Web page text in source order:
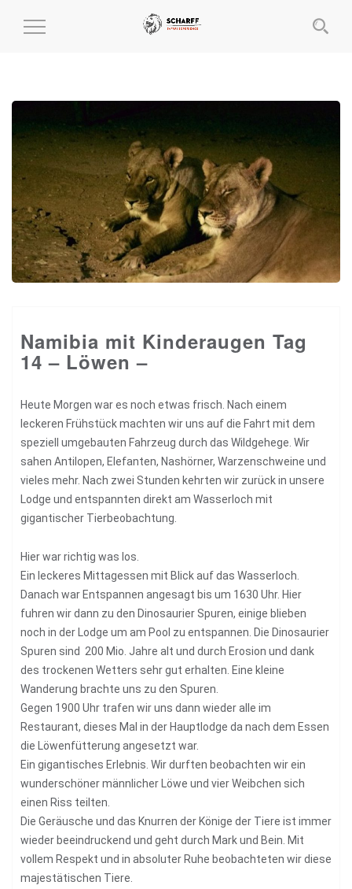
MENÜ
Namibia mit Kinderaugen Tag
14 – Löwen –
Heute Morgen war es noch etwas frisch. Nach einem
leckeren Frühstück machten wir uns auf die Fahrt mit dem
speziell umgebauten Fahrzeug durch das Wildgehege. Wir
sahen Antilopen, Elefanten, Nashörner, Warzenschweine und
vieles mehr. Nach zwei Stunden kehrten wir zurück in unsere
Lodge und entspannten direkt am Wasserloch mit
gigantischer Tierbeobachtung.
Hier war richtig was los.
Ein leckeres Mittagessen mit Blick auf das Wasserloch.
Danach war Entspannen angesagt bis um 1630 Uhr. Hier
fuhren wir dann zu den Dinosaurier Spuren, einige blieben
noch in der Lodge um am Pool zu entspannen. Die Dinosaurier
Spuren sind 200 Mio. Jahre alt und durch Erosion und dank
des trockenen Wetters sehr gut erhalten. Eine kleine
Wanderung brachte uns zu den Spuren.
Gegen 1900 Uhr trafen wir uns dann wieder alle im
Restaurant, dieses Mal in der Hauptlodge da nach dem Essen
die Löwenfütterung angesetzt war.
Ein gigantisches Erlebnis. Wir durften beobachten wir ein
wunderschöner männlicher Löwe und vier Weibchen sich
einen Riss teilten.
Die Geräusche und das Knurren der Könige der Tiere ist immer
wieder beeindruckend und geht durch Mark und Bein. Mit
vollem Respekt und in absoluter Ruhe beobachteten wir diese
majestätischen Tiere.